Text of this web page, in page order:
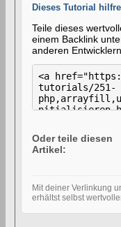
Dieses Tutorial
Teile dieses
einem Backlink
anderen
H
-
d
e
m
V
r
Oder teile diesen
Artikel:
Mit deiner Verlinkung
erhältst selbst